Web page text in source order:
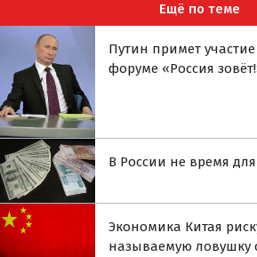
Ещё по теме
Путин примет
форуме «Россия
В России не время для
Экономика Китая
называемую ловушку